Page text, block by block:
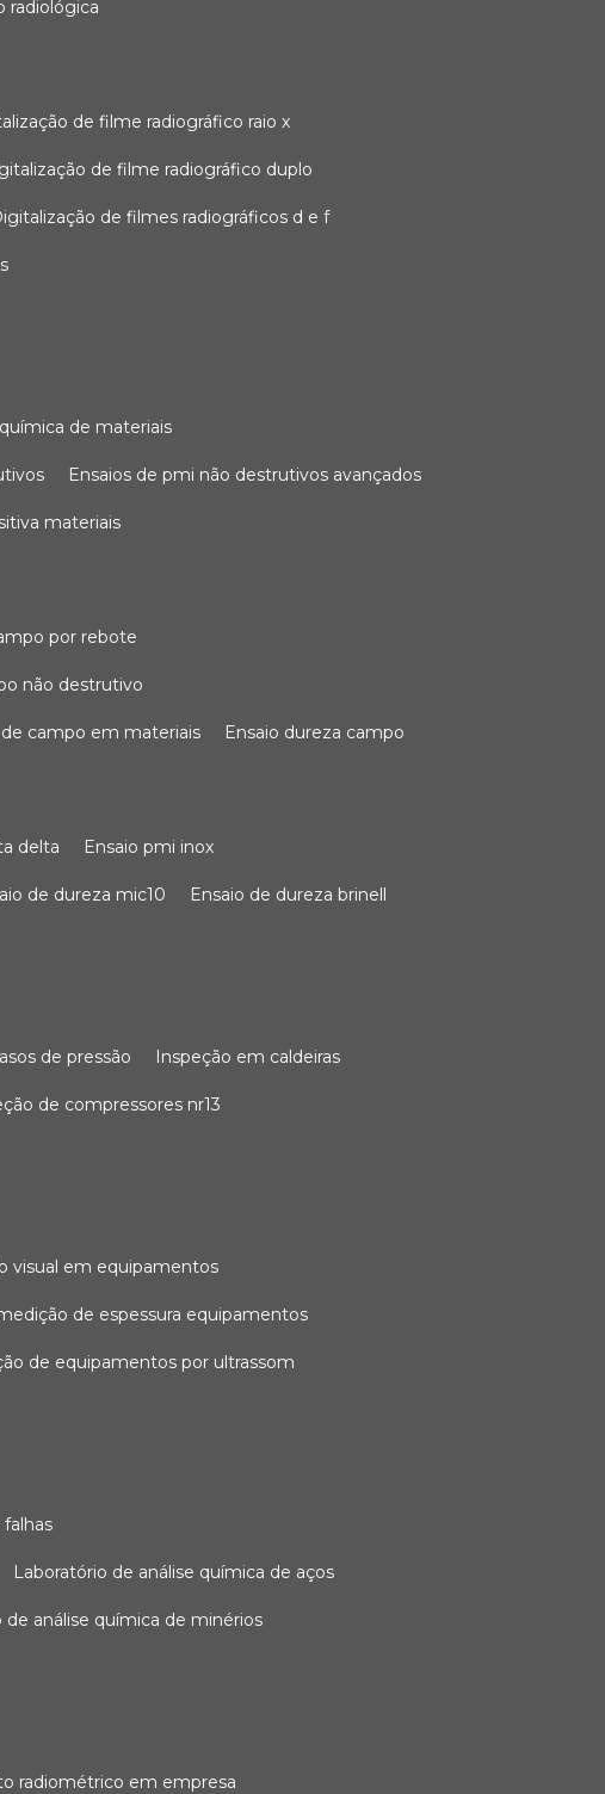
radiológica
de filme radiográfico raio x
de filme radiográfico duplo
digitalização de filmes radiográficos d e f
química de materiais
ensaios de pmi não destrutivos avançados
materiais
por rebote
não destrutivo
de campo em materiais ensaio dureza campo
delta ensaio pmi inox
de dureza mic10 ensaio de dureza brinell
de pressão inspeção em caldeiras
de compressores nr13
visual em equipamentos
de espessura equipamentos
de equipamentos por ultrassom
falhas
laboratório de análise química de aços
de análise química de minérios
radiométrico em empresa